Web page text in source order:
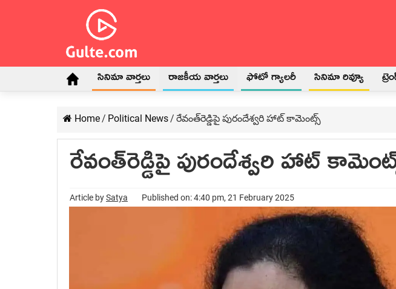
సినిమా వార్తలు రాజకీయ వార్తలు ఫోటో గ్యాలరీ సినిమా రివ్యూ
Home/ Political News/ రేవంత్‌రెడ్డిపై పురందేశ్వరి హాట్‌ కామెంట్స్‌
రేవంత్‌రెడ్డిపై పురందేశ్వరి హాట్‌
Article bySatya Published on: 4:40 pm, 21 February 2025